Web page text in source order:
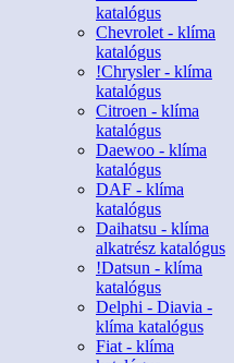
katalógus
Chevrolet - klíma
katalógus
!Chrysler - klíma
katalógus
Citroen - klíma
katalógus
Daewoo - klíma
katalógus
DAF - klíma
katalógus
Daihatsu - klíma
alkatrész katalógus
!Datsun - klíma
katalógus
Delphi - Diavia -
klíma katalógus
Fiat - klíma